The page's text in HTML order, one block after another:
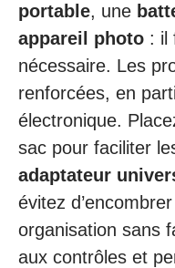
portable, une
appareil photo : il
nécessaire. Les
renforcées, en
électronique.
sac pour faciliter
adaptateur
évitez
organisation sans
aux contrôles et